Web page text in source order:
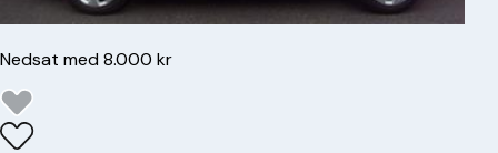
Nedsat med 8.000 kr